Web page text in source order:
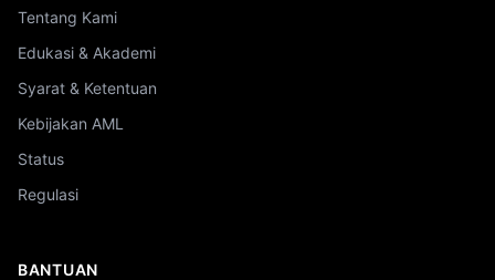
Tentang Kami
Edukasi & Akademi
Syarat & Ketentuan
Kebijakan AML
Status
Regulasi
BANTUAN